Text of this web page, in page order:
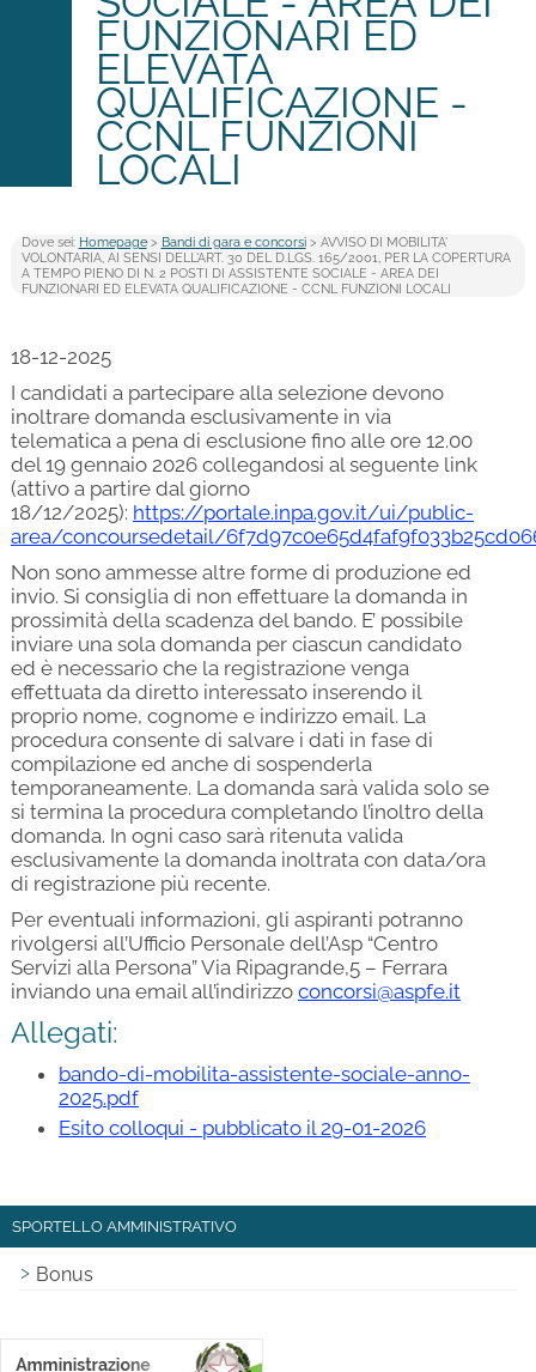
FUNZIONARI ED
ELEVATA
QUALIFICAZIONE -
CCNL FUNZIONI
LOCALI
Dove sei: Homepage> Bandi di gara e concorsi> AVVISO DI MOBILITA'
VOLONTARIA, AI SENSI DELL'ART. 30 DEL D.LGS. 165/2001, PER LA COPERTURA
A TEMPO PIENO DI N. 2 POSTI DI ASSISTENTE SOCIALE - AREA DEI
FUNZIONARI ED ELEVATA QUALIFICAZIONE - CCNL FUNZIONI LOCALI
18-12-2025
I candidati a partecipare alla selezione devono
inoltrare domanda esclusivamente in via
telematica a pena di esclusione fino alle ore 12.00
del 19 gennaio 2026 collegandosi al seguente link
(attivo a partire dal giorno
18/12/2025): https://portale.inpa.gov.it/ui/public-
area/concoursedetail/
Non sono ammesse altre forme di produzione ed
invio. Si consiglia di non effettuare la domanda in
prossimità della scadenza del bando. E’ possibile
inviare una sola domanda per ciascun candidato
ed è necessario che la registrazione venga
effettuata da diretto interessato inserendo il
proprio nome, cognome e indirizzo email. La
procedura consente di salvare i dati in fase di
compilazione ed anche di sospenderla
temporaneamente. La domanda sarà valida solo se
si termina la procedura completando l’inoltro della
domanda. In ogni caso sarà ritenuta valida
esclusivamente la domanda inoltrata con data/ora
di registrazione più recente.
Per eventuali informazioni, gli aspiranti potranno
rivolgersi all’Ufficio Personale dell’Asp “Centro
Servizi alla Persona” Via Ripagrande,5 – Ferrara
inviando una email all’indirizzo concorsi@aspfe.it
Allegati:
bando-di-mobilita-assistente-sociale-anno-
2025.pdf
Esito colloqui - pubblicato il 29-01-2026
SPORTELLO AMMINISTRATIVO
Bonus